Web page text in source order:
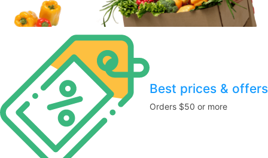
Best prices & offers
Orders $50 or more